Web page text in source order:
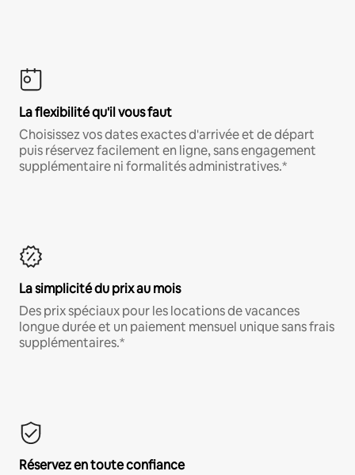
La flexibilité qu'il vous faut
Choisissez vos dates exactes d'arrivée et de départ
puis réservez facilement en ligne, sans engagement
supplémentaire ni formalités administratives.*
La simplicité du prix au mois
Des prix spéciaux pour les locations de vacances
longue durée et un paiement mensuel unique sans frais
supplémentaires.*
Réservez en toute confiance